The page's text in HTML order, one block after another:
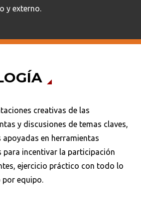
y externo.
creativas de las
y discusiones de temas claves,
en herramientas
para incentivar la participación
ejercicio práctico con todo lo
equipo.